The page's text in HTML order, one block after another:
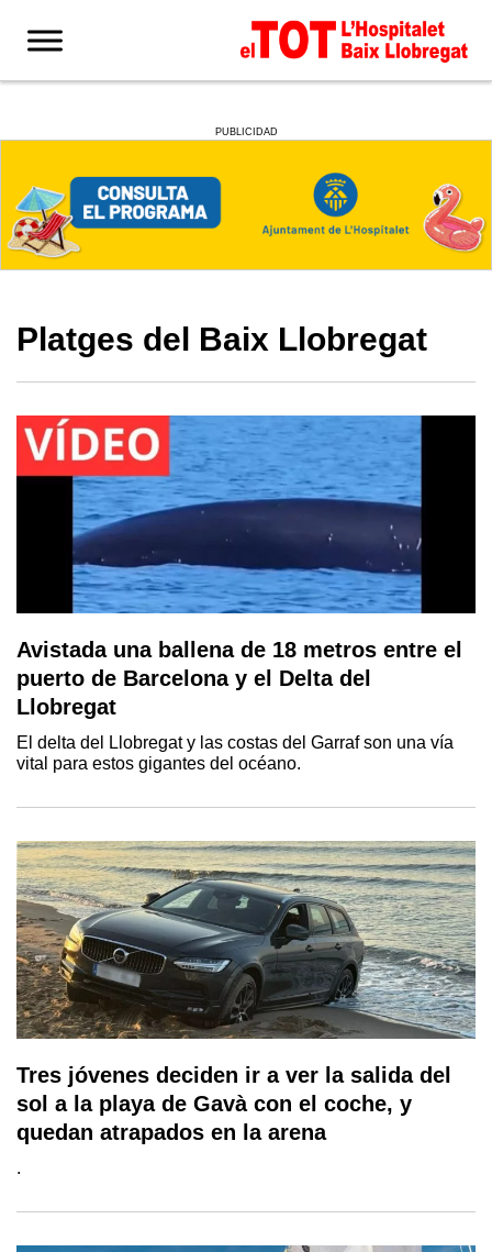
PUBLICIDAD
Platges del Baix Llobregat
Avistada una ballena de 18 metros entre el
puerto de Barcelona y el Delta del
Llobregat
El delta del Llobregat y las costas del Garraf son una vía
vital para estos gigantes del océano.
Tres jóvenes deciden ir a ver la salida del
sol a la playa de Gavà con el coche, y
quedan atrapados en la arena
.